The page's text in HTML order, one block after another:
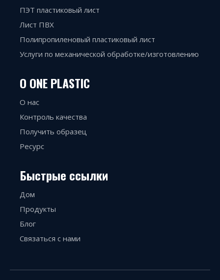
ПЭТ пластиковый лист
Лист ПВХ
Полипропиленовый пластиковый лист
Услуги по механической обработке/изготовлению
О ONE PLASTIC
О нас
Контроль качества
Получить образец
Ресурс
Быстрые ссылки
Дом
Продукты
Блог
Связаться с нами